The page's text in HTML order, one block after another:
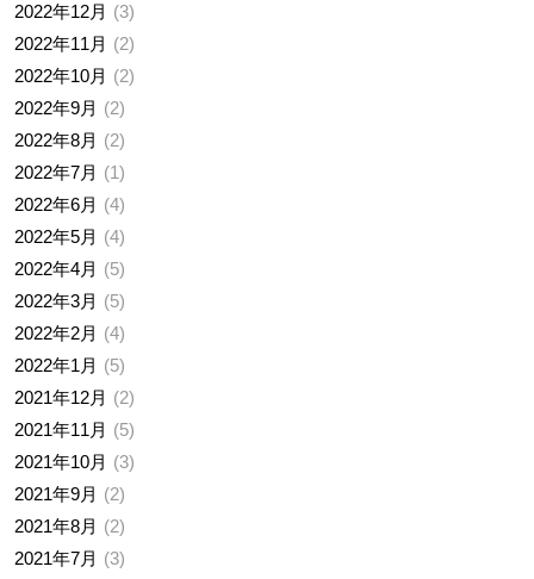
2022年12月
3
2022年11月
2
2022年10月
2
2022年9月
2
2022年8月
2
2022年7月
1
2022年6月
4
2022年5月
4
2022年4月
5
2022年3月
5
2022年2月
4
2022年1月
5
2021年12月
2
2021年11月
5
2021年10月
3
2021年9月
2
2021年8月
2
2021年7月
3